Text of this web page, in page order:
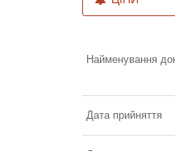
Найменування
Дата прийняття